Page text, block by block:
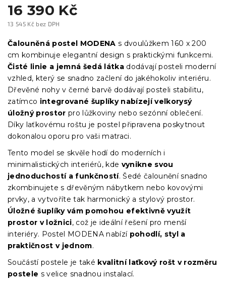
16 390 Kč
13 545 Kč bez DPH
cena:
Čalouněná postel MODENA s dvoulůžkem 160 x 200
cm kombinuje elegantní design s praktickými funkcemi.
Čisté linie a jemná šedá látka dodávají posteli moderní
vzhled, který se snadno začlení do jakéhokoliv interiéru.
Dřevěné nohy v černé barvě dodávají posteli stabilitu,
zatímco integrované šuplíky nabízejí velkorysý
úložný prostor pro lůžkoviny nebo sezónní oblečení.
Díky laťkovému roštu je postel připravena poskytnout
dokonalou oporu pro vaši matraci.
Tento model se skvěle hodí do moderních i
minimalistických interiérů, kde vynikne svou
jednoduchostí a funkčností. Šedé čalounění snadno
zkombinujete s dřevěným nábytkem nebo kovovými
prvky, a vytvoříte tak harmonický a stylový prostor.
Úložné šuplíky vám pomohou efektivně využít
prostor v ložnici, což je ideální řešení pro menší
interiéry. Postel MODENA nabízí pohodlí, styl a
praktičnost v jednom.
Součástí postele je také kvalitní laťkový rošt v rozměru
postele s velice snadnou instalací.